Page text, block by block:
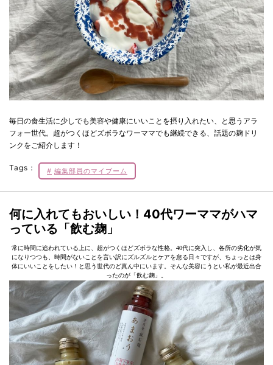
毎日の食生活に少しでも美容や健康にいいことを摂り入れたい、と思うアラ
フォー世代。超がつくほどズボラなワーママでも継続できる、話題の麹ドリ
ンクをご紹介します！
Tags： 編集部員のマイブーム
何に入れてもおいしい！40代ワーママがハマ
っている「飲む麹」
常に時間に追われている上に、超がつくほどズボラな性格。40代に突入し、各所の劣化が気
になりつつも、時間がないことを言い訳にズルズルとケアを怠る日々ですが、ちょっとは身
体にいいことをしたい！と思う世代のど真ん中にいます。そんな美容にうとい私が最近出合
ったのが「飲む麹」。